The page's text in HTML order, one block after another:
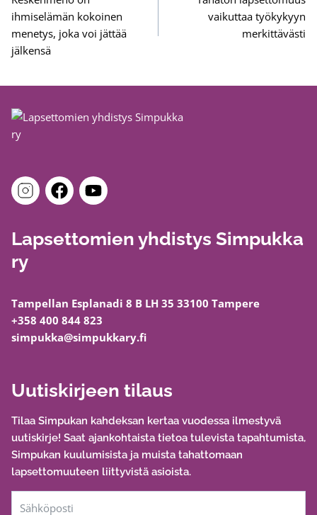
ihmiselämän kokoinen
menetys, joka voi jättää
jälkensä
vaikuttaa työkykyyn
merkittävästi
Lapsettomien yhdistys Simpukka
ry
Tampellan Esplanadi 8 B LH 35 33100 Tampere
+358 400 844 823
simpukka@simpukkary.fi
Uutiskirjeen tilaus
Tilaa Simpukan kahdeksan kertaa vuodessa ilmestyvä
uutiskirje! Saat ajankohtaista tietoa tulevista tapahtumista,
Simpukan kuulumisista ja muista tahattomaan
lapsettomuuteen liittyvistä asioista.